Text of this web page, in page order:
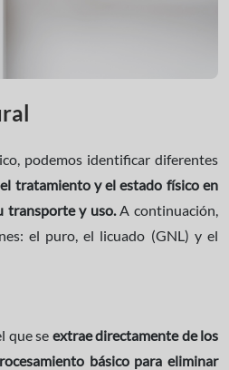
podemos identificar diferentes
tratamiento y el estado físico en
transporte y uso.A continuación,
el puro, el licuado (GNL) y el
que se extrae directamente de los
básico para eliminar